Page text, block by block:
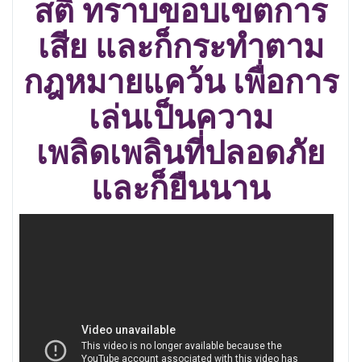
สติ ทราบขอบเขตการ
เสีย และก็กระทำตาม
กฎหมายแคว้น เพื่อการ
เล่นเป็นความ
เพลิดเพลินที่ปลอดภัย
และก็ยืนนาน